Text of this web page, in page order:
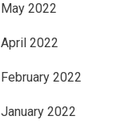
May 2022
April 2022
February 2022
January 2022